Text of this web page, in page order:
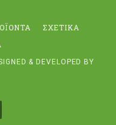
ΣΧΕΤΙΚΆ
& DEVELOPED BY